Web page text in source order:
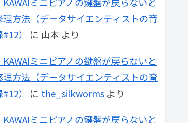
理方法（データサイエンティストの育
）
に 山本 より
ミニピアノの鍵盤が戻らないと
理方法（データサイエンティストの育
）
に the_silkworms より
ミニピアノの鍵盤が戻らないと